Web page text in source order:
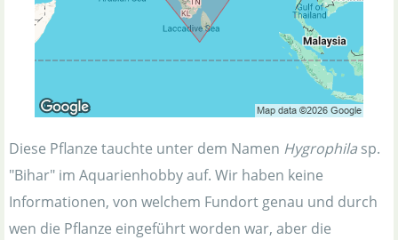
Diese Pflanze tauchte unter dem Namen Hygrophila sp.
"Bihar" im Aquarienhobby auf. Wir haben keine
Informationen, von welchem Fundort genau und durch
wen die Pflanze eingeführt worden war, aber die